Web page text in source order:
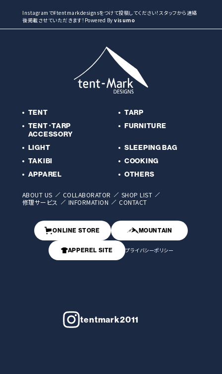
Instagramで#tentmarkdesignsをつけて投稿してください！スタッフから連絡
後掲載させていただきます！Powered By visumo
TENT
TARP
TENT･TARP
ACCESSORY
FURNITURE
LIGHT
SLEEPING BAG
TAKIBI
COOKING
APPAREL
OTHERS
ABOUT US COLLABORATOR
SHOP LIST
修理サービス
INFORMATION CONTACT
ONLINE STORE MOUNTAIN
APPEREL SITE プライバシーポリシー
tentmark2011